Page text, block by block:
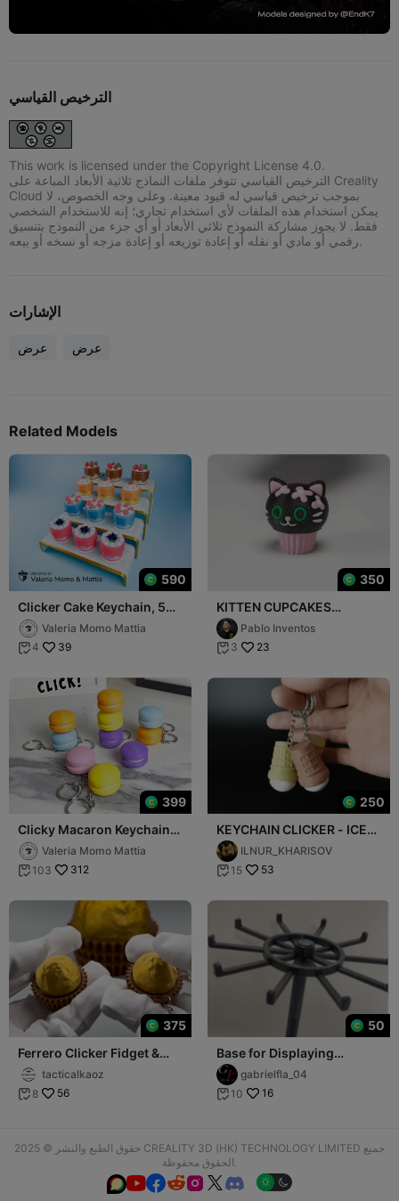
الترخيص القياسي
This work is licensed under the Copyright License 4.0.
الترخيص القياسي تتوفر ملفات النماذج ثلاثية الأبعاد المباعة على Creality
Cloud بموجب ترخيص قياسي له قيود معينة. وعلى وجه الخصوص، لا
يمكن استخدام هذه الملفات لأي استخدام تجاري؛ إنه للاستخدام الشخصي
فقط. لا يجوز مشاركة النموذج ثلاثي الأبعاد أو أي جزء من النموذج بتنسيق
رقمي أو مادي أو نقله أو إعادة توزيعه أو إعادة مزجه أو نسخه أو بيعه.
الإشارات
عرض عرض
Related Models
590
Clicker Cake Keychain, 5
varieties, Pi-Day, Clicky
Toy! Valeria Momo Mattia
 4 39
350
KITTEN CUPCAKES
CLICKERS KEYCHAIN 🔑
Pablo Inventos
 3 23
399
Clicky Macaron Keychain
✨, Clicker Toy
Valeria Momo Mattia
 103 312
250
KEYCHAIN CLICKER - ICE
CREAMILNUR_KHARISOV
 15 53
375
Ferrero Clicker Fidget &
Keychain Set
tacticalkaoz
 8 56
50
Base for Displaying
Keychains
gabrielfla_04
 10 16
حقوق الطبع والنشر © 2025 CREALITY 3D (HK) TECHNOLOGY LIMITED جميع
الحقوق محفوظة.
  